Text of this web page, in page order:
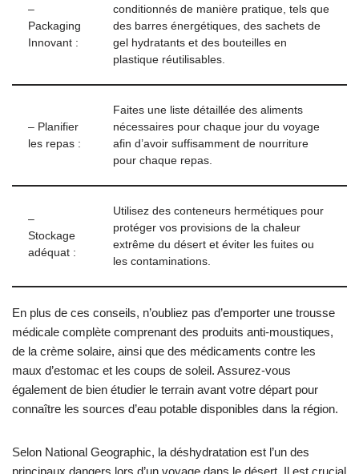
–
Packaging
Innovant :
conditionnés de manière pratique, tels que
des barres énergétiques, des sachets de
gel hydratants et des bouteilles en
plastique réutilisables.
– Planifier
les repas :
Faites une liste détaillée des aliments
nécessaires pour chaque jour du voyage
afin d’avoir suffisamment de nourriture
pour chaque repas.
–
Stockage
adéquat :
Utilisez des conteneurs hermétiques pour
protéger vos provisions de la chaleur
extrême du désert et éviter les fuites ou
les contaminations.
En plus de ces conseils, n’oubliez pas d’emporter une trousse
médicale complète comprenant des produits anti-moustiques,
de la crème solaire, ainsi que des médicaments contre les
maux d’estomac et les coups de soleil. Assurez-vous
également de bien étudier le terrain avant votre départ pour
connaître les sources d’eau potable disponibles dans la région.
Selon National Geographic, la déshydratation est l’un des
principaux dangers lors d’un voyage dans le désert. Il est crucial